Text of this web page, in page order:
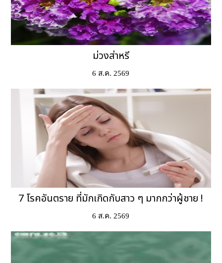
ม่วงส่าหรี
6 ส.ค. 2569
7 โรคอันตราย ที่มักเกิดกับสาว ๆ มากกว่าผู้ชาย !
6 ส.ค. 2569